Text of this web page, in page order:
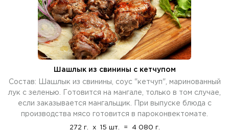
Шашлык из свинины с кетчупом
Состав: Шашлык из свинины, соус "кетчуп", маринованный
лук с зеленью. Готовится на мангале, только в том случае,
если заказывается мангальщик. При выпуске блюда с
производства мясо готовится в пароконвектомате.
272 г. x 15 шт. = 4 080 г.